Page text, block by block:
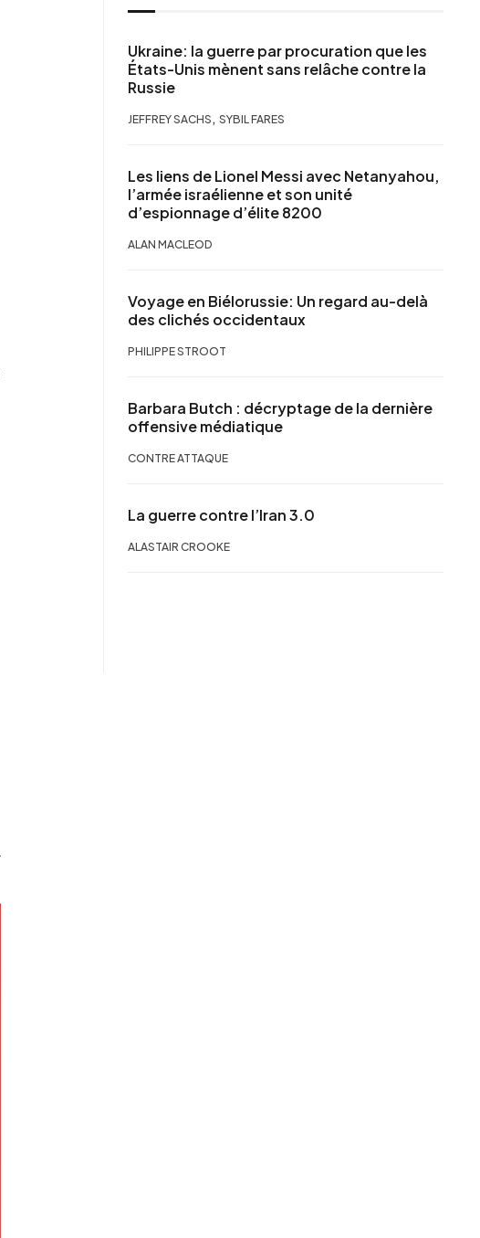
Ukraine: la guerre par procuration que les
États-Unis mènent sans relâche contre la
Russie
JEFFREY SACHS , SYBIL FARES
Les liens de Lionel Messi avec Netanyahou,
l’armée israélienne et son unité
d’espionnage d’élite 8200
ALAN MACLEOD
Voyage en Biélorussie: Un regard au-delà
des clichés occidentaux
PHILIPPE STROOT
Barbara Butch : décryptage de la dernière
offensive médiatique
CONTRE ATTAQUE
La guerre contre l’Iran 3.0
ALASTAIR CROOKE